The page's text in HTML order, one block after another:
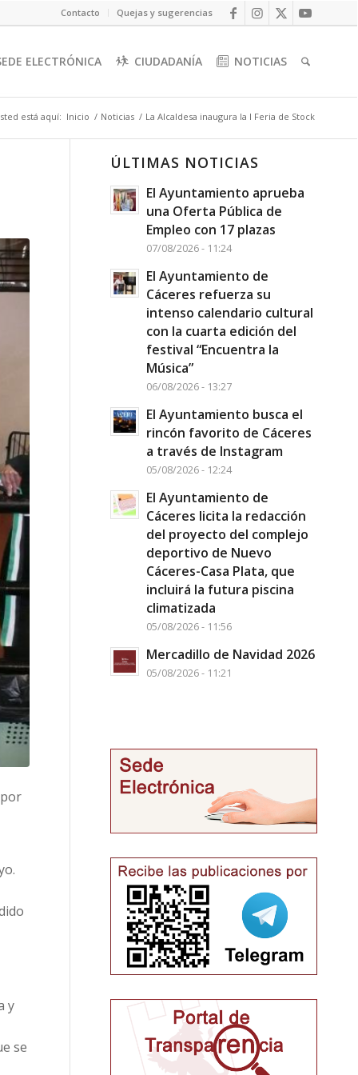
Contacto Quejas y sugerencias
ELECTRÓNICA CIUDADANÍA NOTICIAS
está aquí: Inicio / Noticias / La Alcaldesa inaugura la I Feria de Stock
y
se
ÚLTIMAS NOTICIAS
El Ayuntamiento aprueba
una Oferta Pública de
Empleo con 17 plazas
07/08/2026 - 11:24
El Ayuntamiento de
Cáceres refuerza su
intenso calendario cultural
con la cuarta edición del
festival “Encuentra la
Música”
06/08/2026 - 13:27
El Ayuntamiento busca el
rincón favorito de Cáceres
a través de Instagram
05/08/2026 - 12:24
El Ayuntamiento de
Cáceres licita la redacción
del proyecto del complejo
deportivo de Nuevo
Cáceres-Casa Plata, que
incluirá la futura piscina
climatizada
05/08/2026 - 11:56
Mercadillo de Navidad 2026
05/08/2026 - 11:21